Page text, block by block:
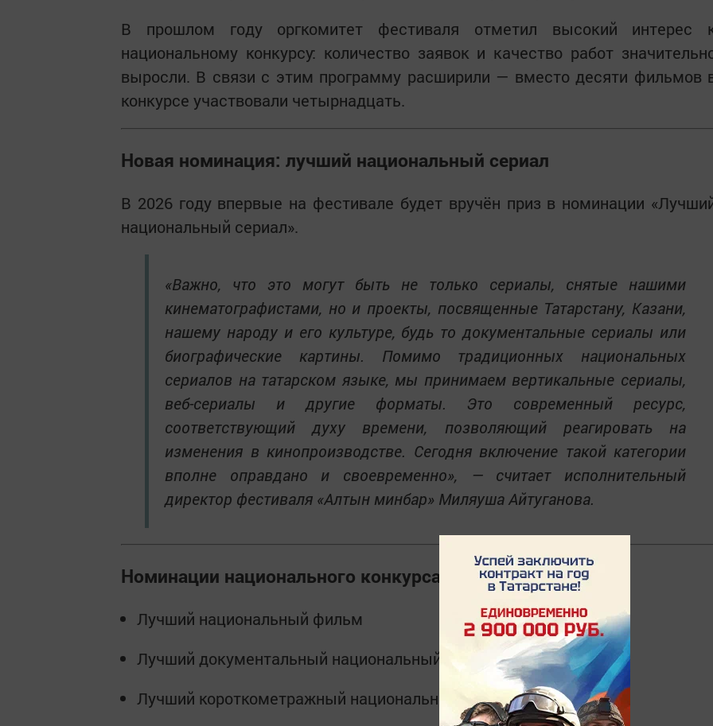
В прошлом году оргкомитет фестиваля отметил высокий интерес
национальному конкурсу: количество заявок и качество работ
выросли. В связи с этим программу расширили — вместо десяти фильмов
конкурсе участвовали четырнадцать.
Новая номинация: лучший национальный сериал
В 2026 году впервые на фестивале будет вручён приз в номинации
национальный сериал».
«Важно, что это могут быть не только сериалы, снятые нашими
кинематографистами, но и проекты, посвященные Татарстану, Казани,
нашему народу и его культуре, будь то документальные сериалы или
биографические картины. Помимо традиционных национальных
сериалов на татарском языке, мы принимаем вертикальные сериалы,
веб-сериалы и другие форматы. Это современный ресурс,
соответствующий духу времени, позволяющий реагировать на
изменения в кинопроизводстве. Сегодня включение такой категории
вполне оправдано и своевременно», — считает исполнительный
директор фестиваля «Алтын минбар» Миляуша Айтуганова.
Номинации национального конкурса
Лучший национальный фильм
Лучший документальный национальный фильм
Лучший короткометражный национальный фильм